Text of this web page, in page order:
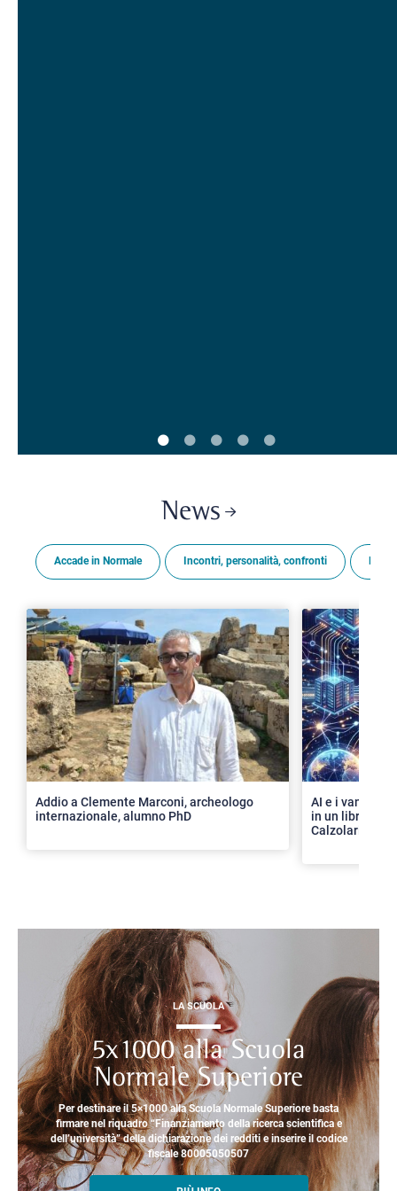
News
Accade in Normale Incontri, personalità, confronti
Addio a Clemente Marconi, archeologo
internazionale, alumno PhD
AI e i vantaggi
in un libro con
Calzolari
>
LA SCUOLA
5x1000 alla Scuola
Normale Superiore
Per destinare il 5×1000 alla Scuola Normale Superiore basta
firmare nel riquadro “Finanziamento della ricerca scientifica e
dell’università” della dichiarazione dei redditi e inserire il codice
fiscale 80005050507